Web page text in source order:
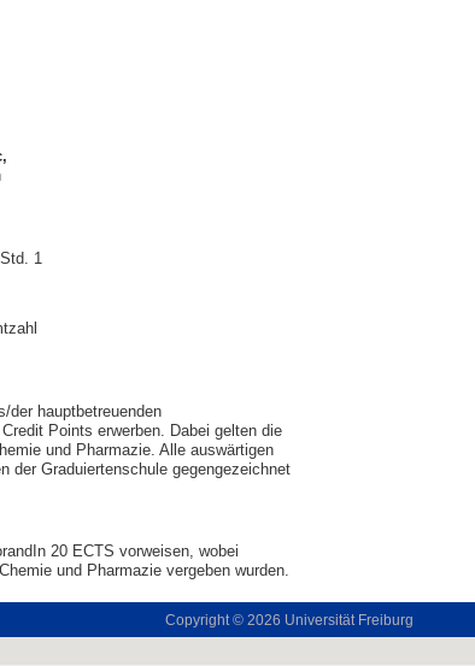
1
der hauptbetreuenden
Points erwerben. Dabei gelten die
und Pharmazie. Alle auswärtigen
der Graduiertenschule gegengezeichnet
20 ECTS vorweisen, wobei
und Pharmazie vergeben wurden.
Copyright © 2026 Universität Freiburg